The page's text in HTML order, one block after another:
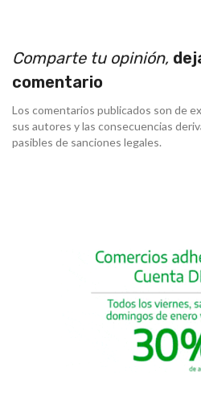
Comparte tu opinión,
comentario
Los comentarios publicados son de
sus autores y las consecuencias
pasibles de sanciones legales.